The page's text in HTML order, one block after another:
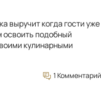
выручит когда гости уже
освоить подобный
кулинарными
1 Комментарий